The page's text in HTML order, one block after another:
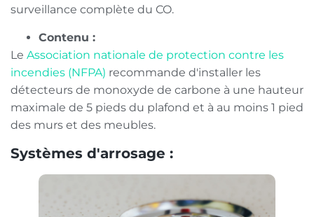
surveillance complète du CO.
Contenu :
Le Association nationale de protection contre les
incendies (NFPA) recommande d'installer les
détecteurs de monoxyde de carbone à une hauteur
maximale de 5 pieds du plafond et à au moins 1 pied
des murs et des meubles.
Systèmes d'arrosage :